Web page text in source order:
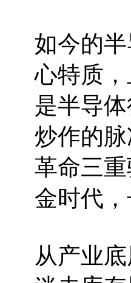
如今的
心特质
是半导
炒作的
革命三
金时代
从产业